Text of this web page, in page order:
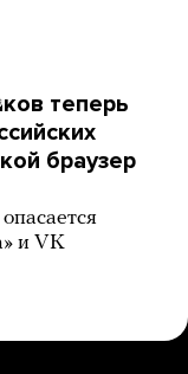
теперь
браузер
и VK